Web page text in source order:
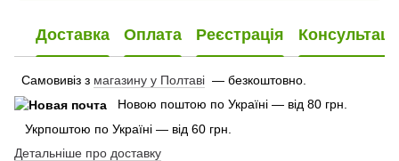
Доставка Оплата Реєстрація
Самовивіз з магазину у Полтаві — безкоштовно.
Новою поштою по Україні — від 80 грн.
Укрпоштою по Україні — від 60 грн.
Детальніше про доставку